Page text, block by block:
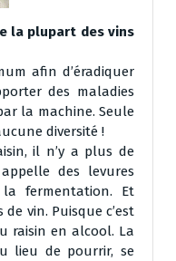
la plupart des vins
afin d’éradiquer
des maladies
la machine. Seule
diversité !
il n’y a plus de
des levures
la fermentation. Et
vin. Puisque c’est
raisin en alcool. La
lieu de pourrir, se